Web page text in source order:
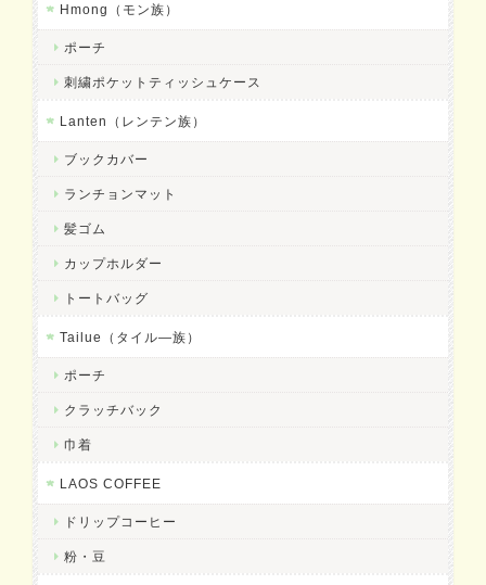
Hmong（モン族）
ポーチ
刺繍ポケットティッシュケース
Lanten（レンテン族）
ブックカバー
ランチョンマット
髪ゴム
カップホルダー
トートバッグ
Tailue（タイル―族）
ポーチ
クラッチバック
巾着
LAOS COFFEE
ドリップコーヒー
粉・豆